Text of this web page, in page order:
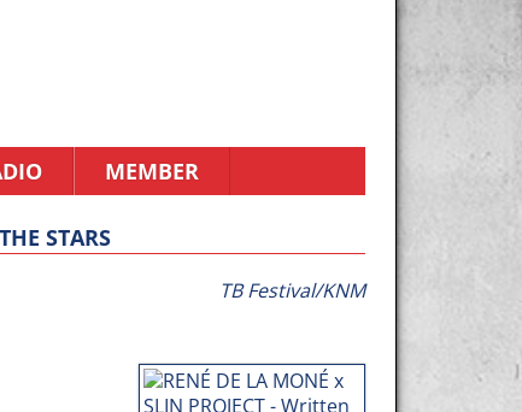
MEMBER
STARS
TB Festival/KNM